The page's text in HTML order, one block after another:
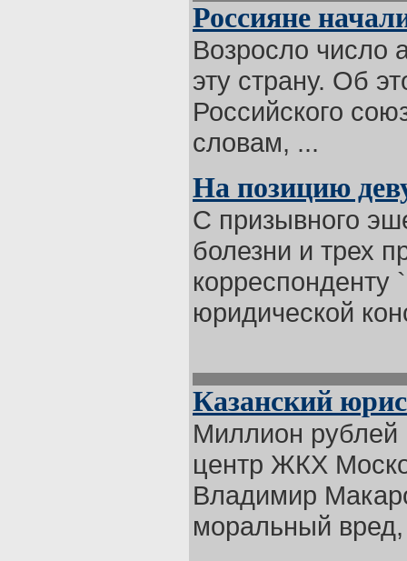
Россияне
Возросло число
эту страну. Об
Российского
словам, ...
На позицию
С призывного
болезни и трех
корреспонденту
юридической
Казанский
Миллион рублей
центр ЖКХ
Владимир
моральный